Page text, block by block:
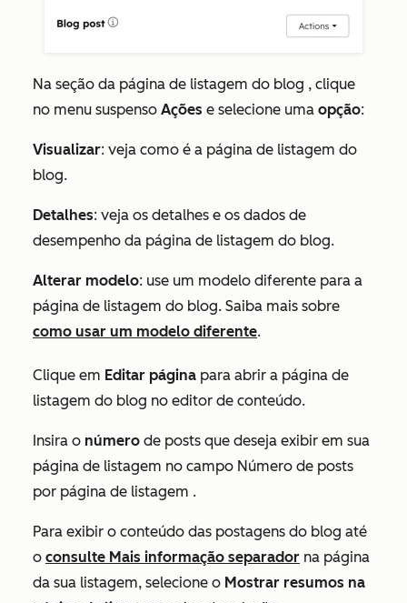
Na seção da página de listagem do blog , clique
no menu suspenso Ações e selecione uma opção:
Visualizar: veja como é a página de listagem do
blog.
Detalhes: veja os detalhes e os dados de
desempenho da página de listagem do blog.
Alterar modelo: use um modelo diferente para a
página de listagem do blog. Saiba mais sobre
como usar um modelo diferente.
Clique em Editar página para abrir a página de
listagem do blog no editor de conteúdo.
Insira o número de posts que deseja exibir em sua
página de listagem no campo Número de posts
por página de listagem .
Para exibir o conteúdo das postagens do blog até
o consulte Mais informação separador na página
da sua listagem, selecione o Mostrar resumos na